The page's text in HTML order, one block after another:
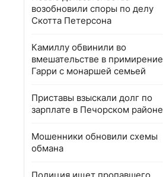
возобновили споры по делу
Скотта Петерсона
Камиллу обвинили во
вмешательстве в примирение
Гарри с монаршей семьей
Приставы взыскали долг по
зарплате в Печорском районе
Мошенники обновили схемы
обмана